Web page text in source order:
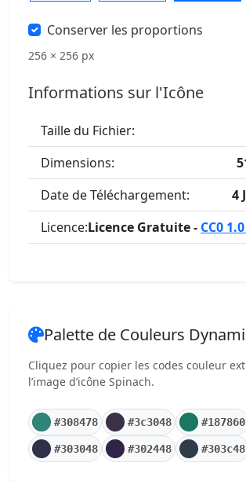
Conserver les proportions
256 × 256 px
Informations sur l'Icône
Taille du Fichier:
Dimensions:
Date de Téléchargement:
4
Licence:Licence Gratuite - CC0
Palette de Couleurs
Cliquez pour copier les codes couleur
l’image d’icône Spinach.
#308478 #3c3048 #187860
#303048 #302448 #303c48